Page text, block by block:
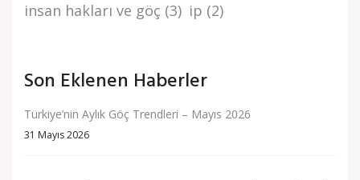
i̇nsan haklari ve göç (3) i̇p (2)
Son Eklenen Haberler
Türkiye’nin Aylık Göç Trendleri – Mayıs 2026
31 Mayıs 2026